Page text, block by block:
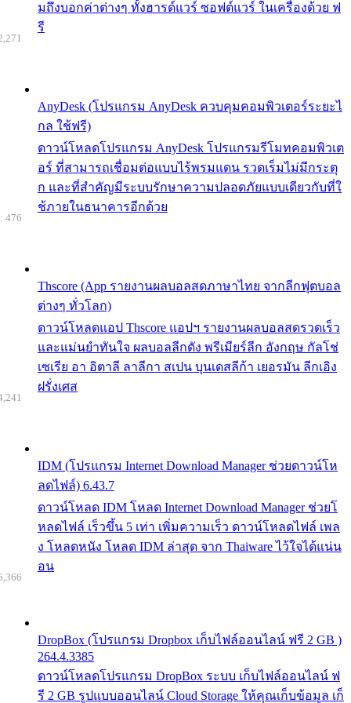
มถึงบอกค่าต่างๆ ทั้งฮารด์แวร์ ซอฟต์แวร์ ในเครื่องด้วย ฟ
รี
AnyDesk (โปรแกรม AnyDesk ควบคุมคอมพิวเตอร์ระยะไ
กล ใช้ฟรี)
ดาวน์โหลดโปรแกรม AnyDesk โปรแกรมรีโมทคอมพิวเต
อร์ ที่สามารถเชื่อมต่อแบบไร้พรมแดน รวดเร็มไม่มีกระตุ
ก และที่สำคัญมีระบบรักษาความปลอดภัยแบบเดียวกับที่ใ
ช้ภายในธนาคารอีกด้วย
Thscore (App รายงานผลบอลสดภาษาไทย จากลีกฟุตบอล
ต่างๆ ทั่วโลก)
ดาวน์โหลดแอป Thscore แอปฯ รายงานผลบอลสดรวดเร็ว
และแม่นยำทันใจ ผลบอลลีกดัง พรีเมียร์ลีก อังกฤษ กัลโช่
เซเรีย อา อิตาลี ลาลีกา สเปน บุนเดสลีก้า เยอรมัน ลีกเอิง
ฝรั่งเศส
476
IDM (โปรแกรม Internet Download Manager ช่วยดาวน์โห
ลดไฟล์) 6.43.7
ดาวน์โหลด IDM โหลด Internet Download Manager ช่วยโ
หลดไฟล์ เร็วขึ้น 5 เท่า เพิ่มความเร็ว ดาวน์โหลดไฟล์ เพล
ง โหลดหนัง โหลด IDM ล่าสุด จาก Thaiware ไว้ใจได้แน่น
อน
DropBox (โปรแกรม Dropbox เก็บไฟล์ออนไลน์ ฟรี 2 GB )
264.4.3385
ดาวน์โหลดโปรแกรม DropBox ระบบ เก็บไฟล์ออนไลน์ ฟ
รี 2 GB รูปแบบออนไลน์ Cloud Storage ให้คุณเก็บข้อมูล เก็